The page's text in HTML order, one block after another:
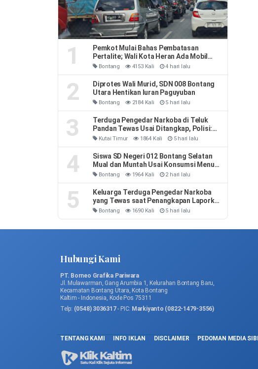
1
Pemkot Mulai Bahas Pembatasan
Pertalite; Wali Kota Heran Ada Mobil
Habiskan 40 Liter Sehari
Bontang 4153 Kali 4 hari lalu
2
Diprotes Wali Murid, SDN 008 Bontang
Utara Hentikan Iuran Paguyuban
Bontang 2184 Kali 5 hari lalu
3
Terduga Pengedar Narkoba di Teluk
Pandan Tewas Usai Ditangkap, Polisi:
Sempat Melawan dan Mengeluh Sesak
Napas
Kutai Timur 1864 Kali 5 hari lalu
4
Siswa SD Negeri 012 Bontang Selatan
Mual dan Muntah Usai Konsumsi Menu
MBG
Bontang 1964 Kali 2 hari lalu
5
Keluarga Terduga Pengedar Narkoba
yang Tewas saat Penangkapan Laporkan
3 Polisi: Leher Kakak Saya Dipiting
Bontang 1690 Kali 5 hari lalu
Hubungi Kami
PT. Borneo Grafika Pariwara
Jl. Mulawarman, Gang Arumbia 1, Kelurahan Bontang Baru,
Kecamatan Bontang Utara, Kota Bontang
Kaltim - Indonesia, Kode Pos 75311
Telp: (0548) 3036317- PIC: Markiyanto (0822-1479-3556)
TENTANG KAMI INFO IKLAN DISCLAIMER PEDOMAN MEDIA